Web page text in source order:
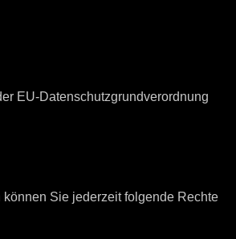
EU-Datenschutzgrundverordnung
Sie jederzeit folgende Rechte